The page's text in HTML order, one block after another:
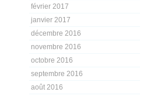
février 2017
janvier 2017
décembre 2016
novembre 2016
octobre 2016
septembre 2016
août 2016